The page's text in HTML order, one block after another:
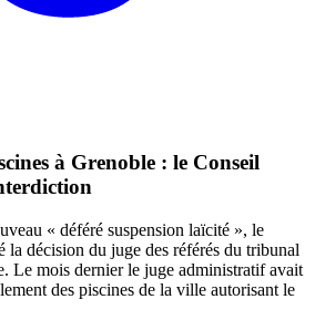
à Grenoble : le Conseil
« déféré suspension laïcité », le
la décision du juge des référés du tribunal
Le mois dernier le juge administratif avait
des piscines de la ville autorisant le